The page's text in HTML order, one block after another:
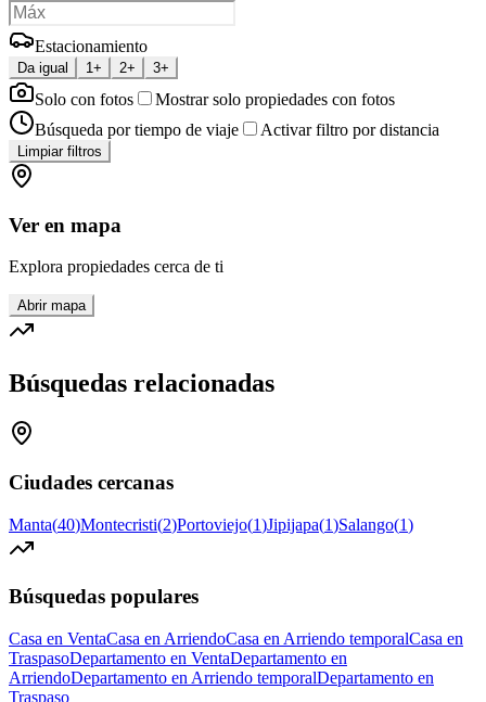
Estacionamiento
Da igual 1+ 2+ 3+
Solo con fotos
Mostrar solo propiedades con fotos
Búsqueda por tiempo de viaje
Activar filtro por distancia
Limpiar filtros
Ver en mapa
Explora propiedades cerca de ti
Abrir mapa
Búsquedas relacionadas
Ciudades cercanas
Manta(40)Montecristi(2)Portoviejo(1)Jipijapa(1)Salango(1)
Búsquedas populares
Casa en VentaCasa en ArriendoCasa en Arriendo temporalCasa en
TraspasoDepartamento en VentaDepartamento en
ArriendoDepartamento en Arriendo temporalDepartamento en
Traspaso